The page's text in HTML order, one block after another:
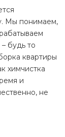
Мы понимаем,
будь то
квартиры
химчистка
и
не